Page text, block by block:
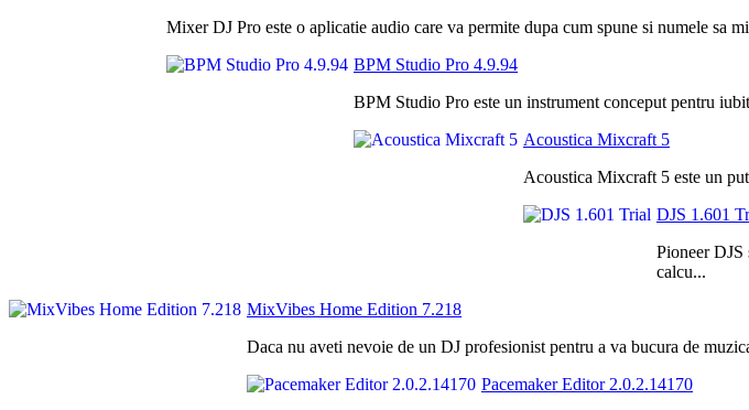
Mixer DJ Pro este o aplicatie audio care va permite dupa cum spune si numele sa
BPM Studio Pro 4.9.94
BPM Studio Pro este un instrument conceput pentru
Acoustica Mixcraft 5
Acoustica Mixcraft 5 este un
DJS 1.601
Pioneer DJS
calcu...
MixVibes Home Edition 7.218
Daca nu aveti nevoie de un DJ profesionist pentru a va bucura de
Pacemaker Editor 2.0.2.14170